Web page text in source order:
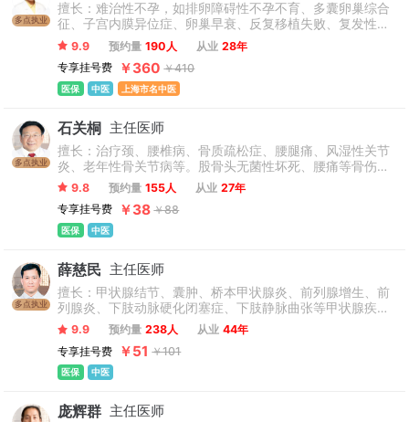
多点执业
擅长：难治性不孕，如排卵障碍性不孕不育、多囊卵巢综合
征、子宫内膜异位症、卵巢早衰、反复移植失败、复发性流
产（习惯性流产）等所致的不孕等，此外对于子宫肌瘤、痛
经、闭经、更年期综合征、HPV、妊娠产后病、乳腺增生、
月经失调、子宫内膜异位症等积累了丰富的临床经验。
9.9 预约量 190人 从业 28年
专享挂号费
￥360 ￥410
医保 中医 上海市名中医
多点执业
石关桐 主任医师
擅长：治疗颈、腰椎病、骨质疏松症、腰腿痛、风湿性关节
炎、老年性骨关节病等。股骨头无菌性坏死、腰痛等骨伤科
疑难性疾病的诊治及膏方调理。
9.8 预约量 155人 从业 27年
专享挂号费
￥38 ￥88
医保 中医
多点执业
薛慈民 主任医师
擅长：甲状腺结节、囊肿、桥本甲状腺炎、前列腺增生、前
列腺炎、下肢动脉硬化闭塞症、下肢静脉曲张等甲状腺疾
病、泌尿科疾病和血管病;以及甲状腺癌术后、前列腺癌术后
调理以及亚健康的中医治疗。
9.9 预约量 238人 从业 44年
专享挂号费
￥51 ￥101
医保 中医
庞辉群 主任医师